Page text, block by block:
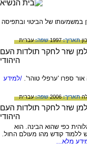
במשמעותו של הביטוי ובתפיסה
תאריך:1997 שפה:עברית
/למידע
תאריך:2006 שפה:עברית
כפי שהוא הבינהּ. הוא
ללמוד קודש מהו מעולם החול.
מלא...